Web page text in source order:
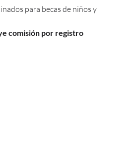
para becas de niños y
comisión por registro